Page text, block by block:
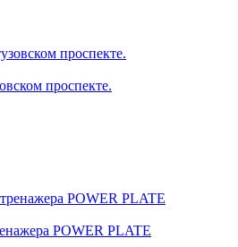
проспекте.
POWER PLATE